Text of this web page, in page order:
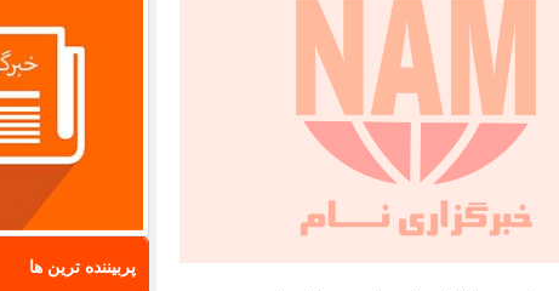
پربیننده ترین ها